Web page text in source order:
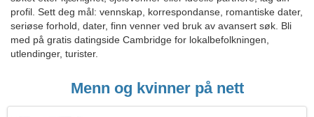
profil. Sett deg mål: vennskap, korrespondanse, romantiske dater,
seriøse forhold, dater, finn venner ved bruk av avansert søk. Bli
med på gratis datingside Cambridge for lokalbefolkningen,
utlendinger, turister.
Menn og kvinner på nett